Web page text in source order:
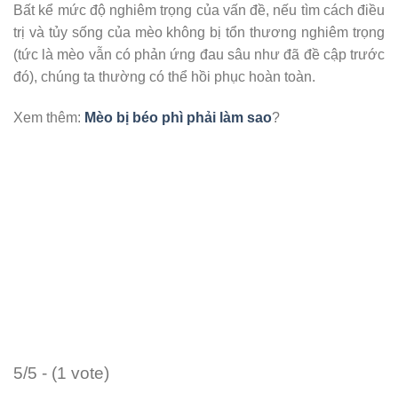
Bất kể mức độ nghiêm trọng của vấn đề, nếu tìm cách điều
trị và tủy sống của mèo không bị tổn thương nghiêm trọng
(tức là mèo vẫn có phản ứng đau sâu như đã đề cập trước
đó), chúng ta thường có thể hồi phục hoàn toàn.
Xem thêm: Mèo bị béo phì phải làm sao?
5/5 - (1 vote)